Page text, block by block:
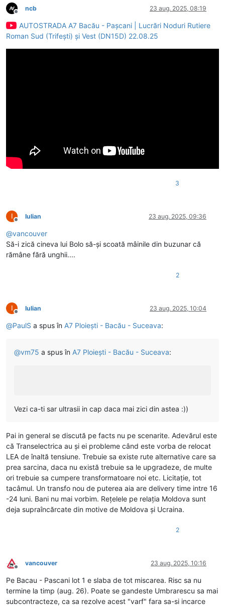
Deconectat
ncb 23 aug. 2025, 08:19
AUTOSTRADA A7 Bacău - Pașcani | Lucrări Noduri Rutiere
Roman Sud (Trifești) și Vest (DN15D) 22.08.25
3
I
Deconectat
Iulian 23 aug. 2025, 09:36
@vancouver
Să-i zică cineva lui Bolo să-și scoată mâinile din buzunar că
rămâne fără unghii....
2
I
Deconectat
Iulian 23 aug. 2025, 10:04
@PaulS a spus în A7 Ploiești - Bacău - Suceava:
@vm75 a spus în A7 Ploiești - Bacău - Suceava:
Vezi ca-ti sar ultrasii in cap daca mai zici din astea :))
Pai in general se discută pe facts nu pe scenarite. Adevărul este
că Transelectrica au și ei probleme când este vorba de relocat
LEA de înaltă tensiune. Trebuie sa existe rute alternative care sa
prea sarcina, daca nu există trebuie sa le upgradeze, de multe
ori trebuie sa cumpere transformatoare noi etc. Licitație, tot
tacâmul. Un transfo nou de puterea aia are delivery time intre 16
-24 luni. Bani nu mai vorbim. Rețelele pe relația Moldova sunt
deja supraîncărcate din motive de Moldova și Ucraina.
2
Deconectat
vancouver 23 aug. 2025, 10:16
Pe Bacau - Pascani lot 1 e slaba de tot miscarea. Risc sa nu
termine la timp (aug. 26). Poate se gandeste Umbrarescu sa mai
subcontracteze, ca sa rezolve acest "varf" fara sa-si incarce